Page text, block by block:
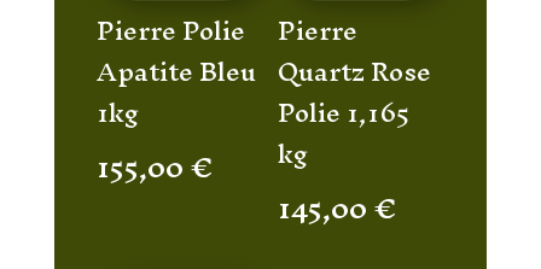
Pierre Polie
Apatite Bleu
1kg
155,00€
Pierre
Quartz Rose
Polie 1,165
kg
145,00€